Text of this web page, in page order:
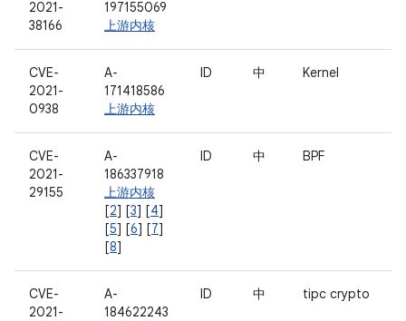
2021-
38166
197155069
上游内核
CVE-
2021-
0938
A-
171418586
上游内核
ID 中 Kernel
CVE-
2021-
29155
A-
186337918
上游内核
[2] [3] [4]
[5] [6] [7]
[8]
ID 中 BPF
CVE-
2021-
A-
184622243
ID 中 tipc crypto